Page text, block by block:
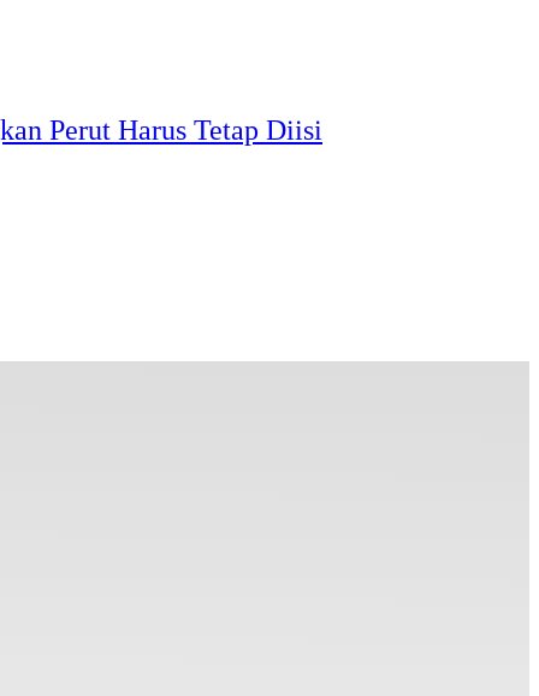
Perut Harus Tetap Diisi